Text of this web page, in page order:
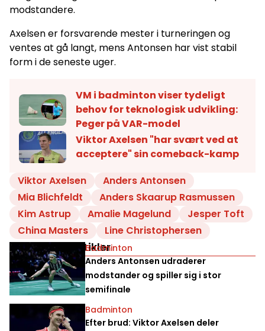
modstandere.
Axelsen er forsvarende mester i turneringen og
ventes at gå langt, mens Antonsen har vist stabil
form i de seneste uger.
VM i badminton viser tydeligt
behov for teknologisk udvikling:
Peger på VAR-model
Viktor Axelsen "har svært ved at
acceptere" sin comeback-kamp
Viktor Axelsen
Anders Antonsen
Mia Blichfeldt
Anders Skaarup Rasmussen
Kim Astrup
Amalie Magelund
Jesper Toft
China Masters
Line Christophersen
Relaterede artikler
Badminton
Anders Antonsen udraderer
modstander og spiller sig i stor
semifinale
Badminton
Efter brud: Viktor Axelsen deler